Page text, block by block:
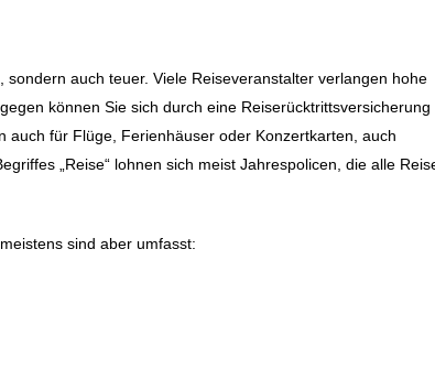
auch teuer. Viele Reiseveranstalter verlangen hohe
können Sie sich durch eine Reiserücktrittsversicherung
für Flüge, Ferienhäuser oder Konzertkarten, auch
„Reise“ lohnen sich meist Jahrespolicen, die alle
sind aber umfasst: